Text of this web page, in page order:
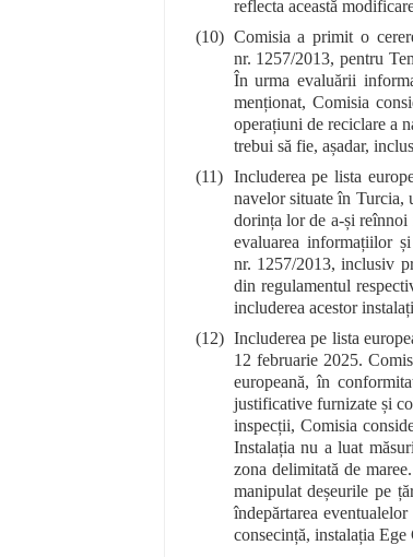
reflecta această
(10) Comisia a primit o
nr. 1257/2013, pentru
În urma evaluării
menționat, Comisia
operațiuni de reciclare a
trebui să fie, așadar,
(11)
Includerea pe lista
navelor situate în Turcia,
dorința lor de a-și
evaluarea informațiilor
nr. 1257/2013, inclusiv
din regulamentul
includerea acestor
(12) Includerea pe lista
12 februarie 2025.
europeană, în
justificative furnizate și
inspecții, Comisia
Instalația nu a luat
zona delimitată de
manipulat deșeurile pe
îndepărtarea
consecință, instalația